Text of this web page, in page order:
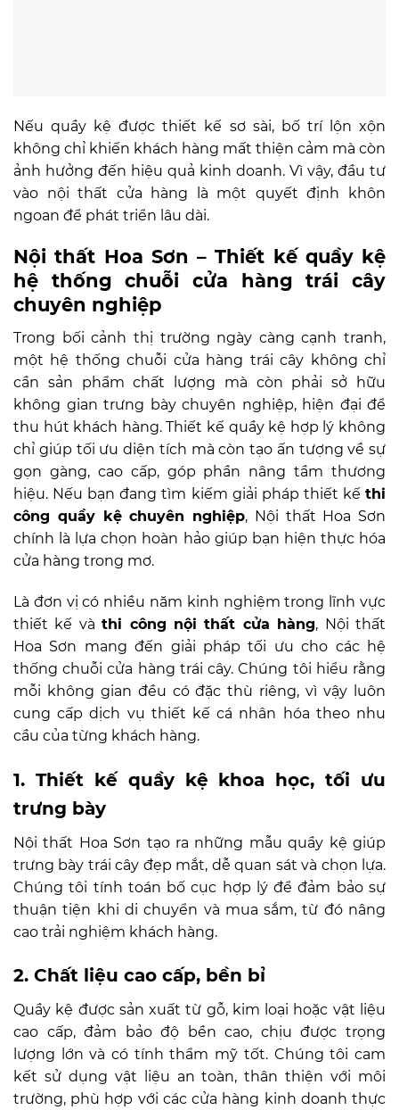
Nếu quầy kệ được thiết kế sơ sài, bố trí lộn xộn
không chỉ khiến khách hàng mất thiện cảm mà còn
ảnh hưởng đến hiệu quả kinh doanh. Vì vậy, đầu tư
vào nội thất cửa hàng là một quyết định khôn
ngoan để phát triển lâu dài.
Nội thất Hoa Sơn – Thiết kế quầy kệ
hệ thống chuỗi cửa hàng trái cây
chuyên nghiệp
Trong bối cảnh thị trường ngày càng cạnh tranh,
một hệ thống chuỗi cửa hàng trái cây không chỉ
cần sản phẩm chất lượng mà còn phải sở hữu
không gian trưng bày chuyên nghiệp, hiện đại để
thu hút khách hàng. Thiết kế quầy kệ hợp lý không
chỉ giúp tối ưu diện tích mà còn tạo ấn tượng về sự
gọn gàng, cao cấp, góp phần nâng tầm thương
hiệu. Nếu bạn đang tìm kiếm giải pháp thiết kế thi
công quầy kệ chuyên nghiệp, Nội thất Hoa Sơn
chính là lựa chọn hoàn hảo giúp bạn hiện thực hóa
cửa hàng trong mơ.
Là đơn vị có nhiều năm kinh nghiệm trong lĩnh vực
thiết kế vàthi công nội thất cửa hàng, Nội thất
Hoa Sơn mang đến giải pháp tối ưu cho các hệ
thống chuỗi cửa hàng trái cây. Chúng tôi hiểu rằng
mỗi không gian đều có đặc thù riêng, vì vậy luôn
cung cấp dịch vụ thiết kế cá nhân hóa theo nhu
cầu của từng khách hàng.
1. Thiết kế quầy kệ khoa học, tối ưu
trưng bày
Nội thất Hoa Sơn tạo ra những mẫu quầy kệ giúp
trưng bày trái cây đẹp mắt, dễ quan sát và chọn lựa.
Chúng tôi tính toán bố cục hợp lý để đảm bảo sự
thuận tiện khi di chuyển và mua sắm, từ đó nâng
cao trải nghiệm khách hàng.
2. Chất liệu cao cấp, bền bỉ
Quầy kệ được sản xuất từ gỗ, kim loại hoặc vật liệu
cao cấp, đảm bảo độ bền cao, chịu được trọng
lượng lớn và có tính thẩm mỹ tốt. Chúng tôi cam
kết sử dụng vật liệu an toàn, thân thiện với môi
trường, phù hợp với các cửa hàng kinh doanh thực